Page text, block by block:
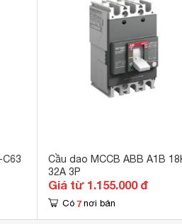
C63
Cầu dao MCCB ABB A1B
32A 3P
Giá từ 1.155.000 đ
Có 7 nơi bán